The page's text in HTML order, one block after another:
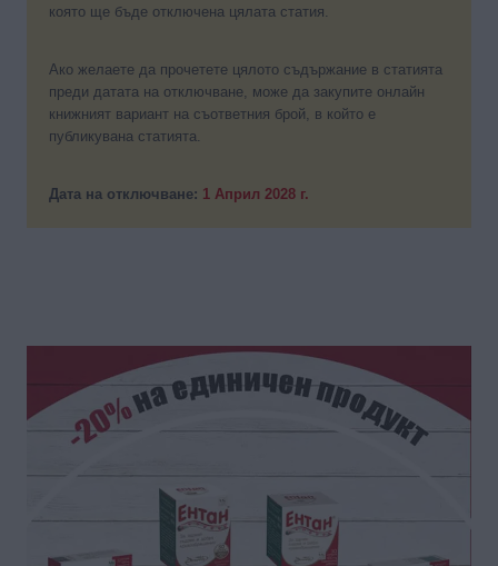
която ще бъде отключена цялата статия.
Ако желаете да прочетете цялото съдържание в статията
преди датата на отключване, може да закупите онлайн
книжният вариант на съответния брой, в който е
публикувана статията.
Дата на отключване: 1 Април 2028 г.